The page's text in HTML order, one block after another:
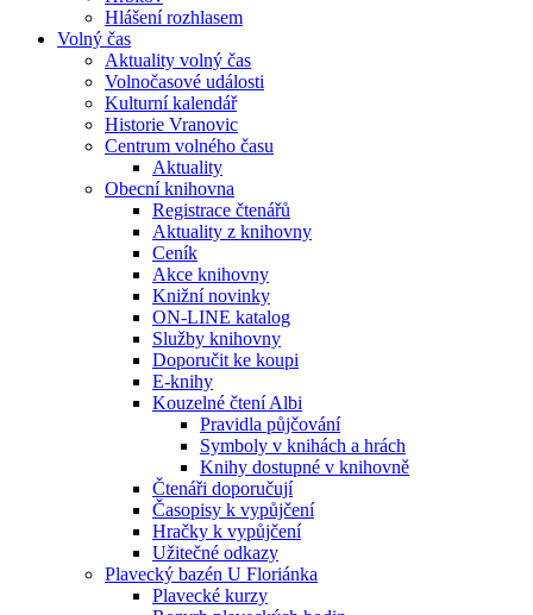
Hlášení rozhlasem
Volný čas
Aktuality volný čas
Volnočasové události
Kulturní kalendář
Historie Vranovic
Centrum volného času
Aktuality
Obecní knihovna
Registrace čtenářů
Aktuality z knihovny
Ceník
Akce knihovny
Knižní novinky
ON-LINE katalog
Služby knihovny
Doporučit ke koupi
E-knihy
Kouzelné čtení Albi
Pravidla půjčování
Symboly v knihách a hrách
Knihy dostupné v knihovně
Čtenáři doporučují
Časopisy k vypůjčení
Hračky k vypůjčení
Užitečné odkazy
Plavecký bazén U Floriánka
Plavecké kurzy